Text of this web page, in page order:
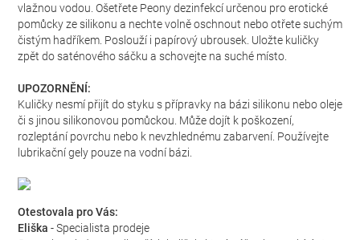
vlažnou vodou. Ošetřete Peony dezinfekcí určenou pro erotické
pomůcky ze silikonu a nechte volně oschnout nebo otřete suchým
čistým hadříkem. Poslouží i papírový ubrousek. Uložte kuličky
zpět do saténového sáčku a schovejte na suché místo.
UPOZORNĚNÍ:
Kuličky nesmí přijít do styku s přípravky na bázi silikonu nebo oleje
či s jinou silikonovou pomůckou. Může dojít k poškození,
rozleptání povrchu nebo k nevzhlednému zabarvení. Používejte
lubrikační gely pouze na vodní bázi.
Otestovala pro Vás:
Eliška - Specialista prodeje